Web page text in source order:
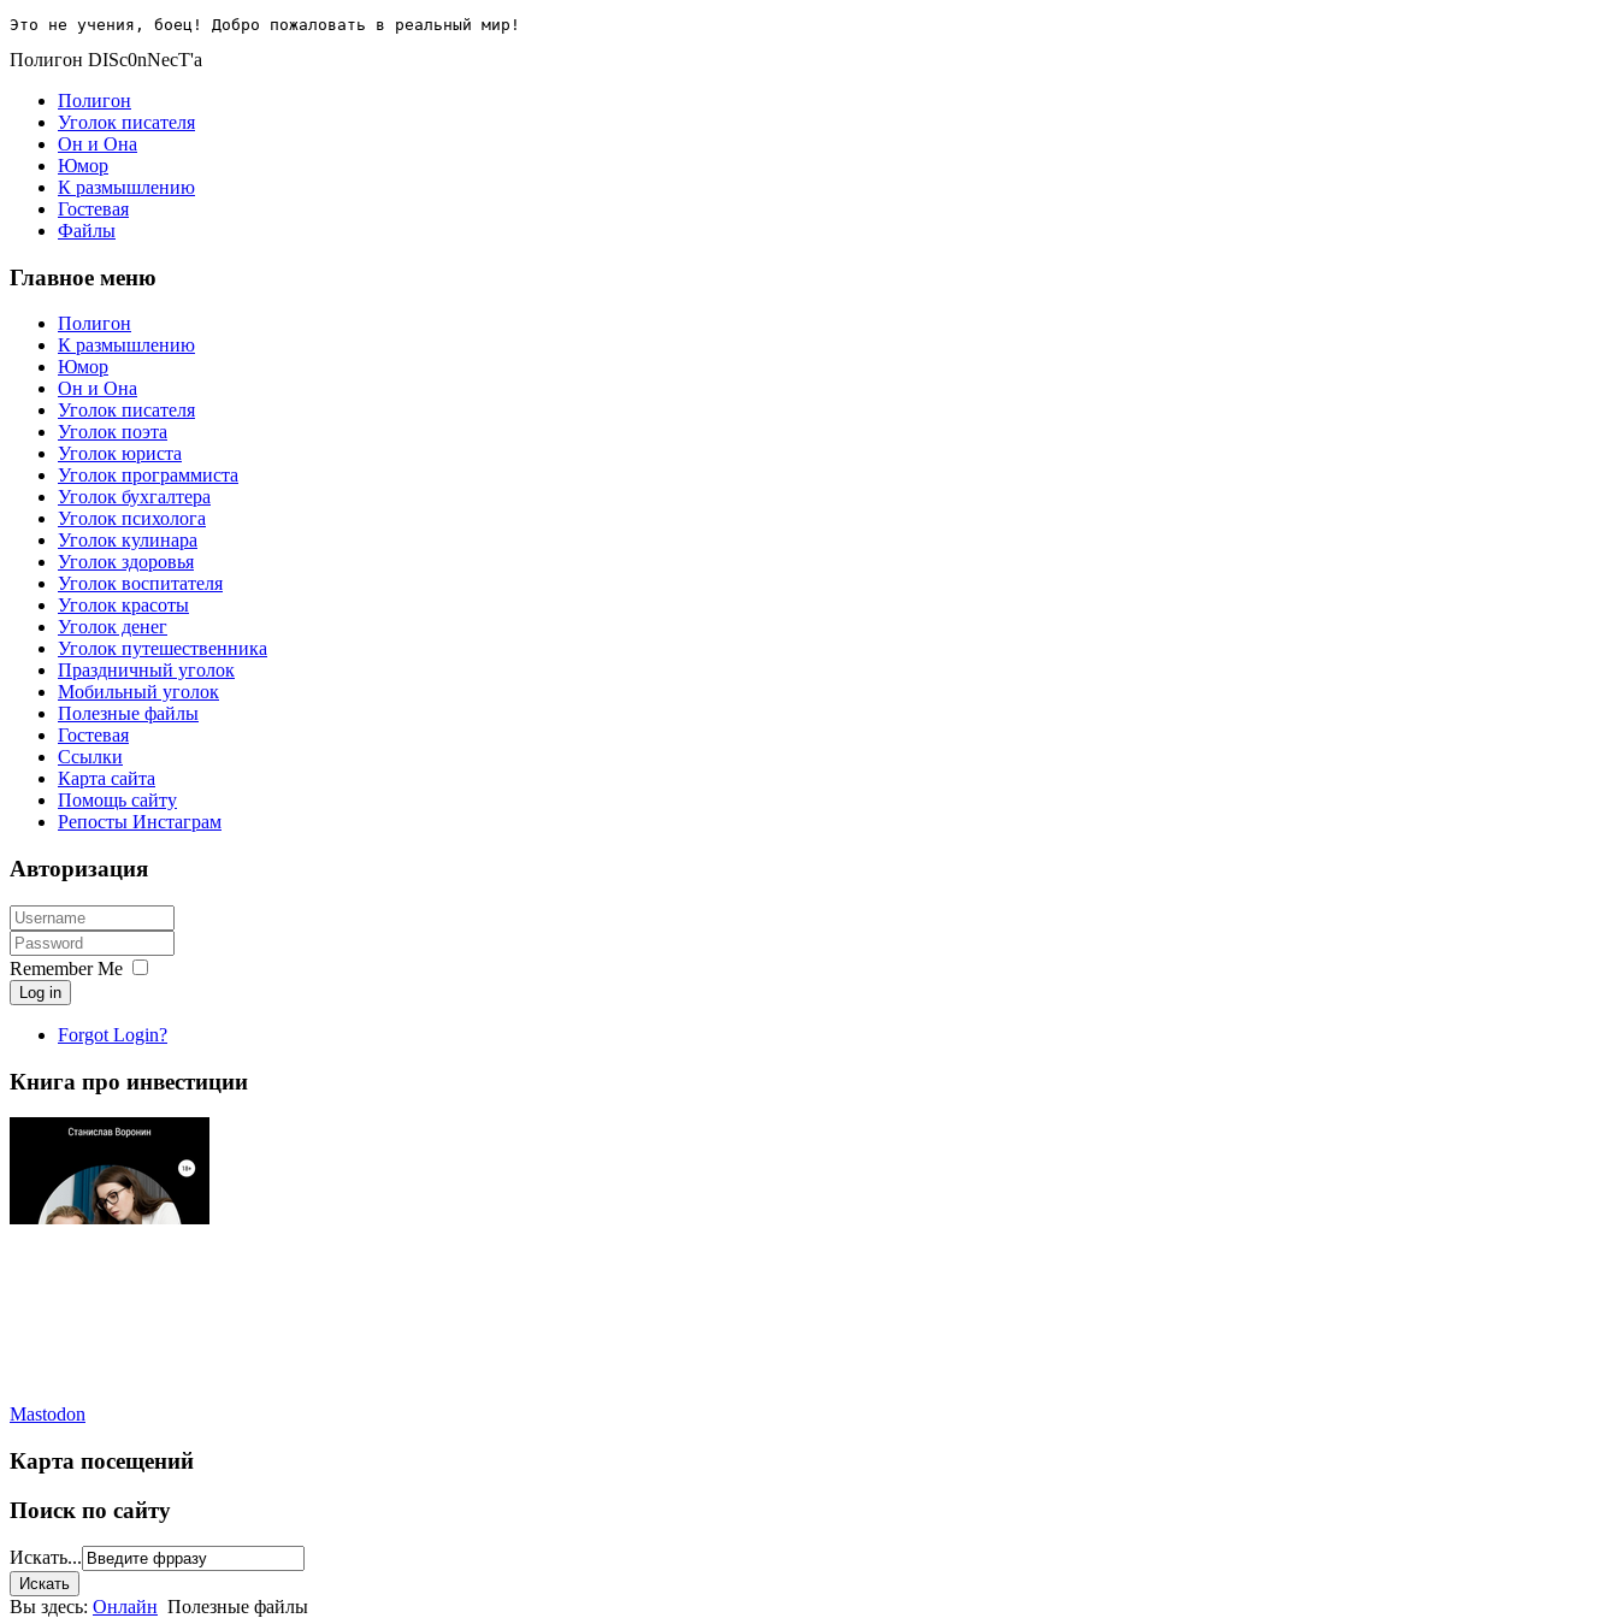
Это не учения, боец! Добро пожаловать в реальный мир!
Полигон DISc0nNecT'a
Полигон
Уголок писателя
Он и Она
Юмор
К размышлению
Гостевая
Файлы
Главное меню
Полигон
К размышлению
Юмор
Он и Она
Уголок писателя
Уголок поэта
Уголок юриста
Уголок программиста
Уголок бухгалтера
Уголок психолога
Уголок кулинара
Уголок здоровья
Уголок воспитателя
Уголок красоты
Уголок денег
Уголок путешественника
Праздничный уголок
Мобильный уголок
Полезные файлы
Гостевая
Ссылки
Карта сайта
Помощь сайту
Репосты Инстаграм
Авторизация
Remember Me
Log in
Forgot Login?
Книга про инвестиции
Mastodon
Карта посещений
Поиск по сайту
Искать...
Вы здесь: Онлайн Полезные файлы